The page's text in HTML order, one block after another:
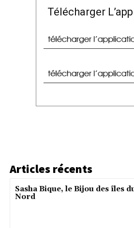
Télécharger
Articles récents
Sasha Bique, le Bijou des îles
Nord